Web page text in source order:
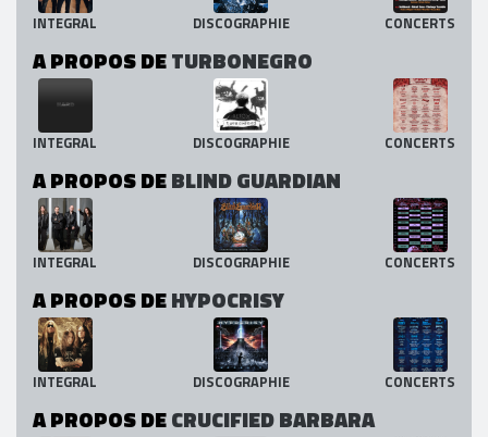
INTEGRAL DISCOGRAPHIE CONCERTS
A PROPOS DETURBONEGRO
INTEGRAL DISCOGRAPHIE CONCERTS
A PROPOS DEBLIND GUARDIAN
INTEGRAL DISCOGRAPHIE CONCERTS
A PROPOS DEHYPOCRISY
INTEGRAL DISCOGRAPHIE CONCERTS
A PROPOS DECRUCIFIED BARBARA